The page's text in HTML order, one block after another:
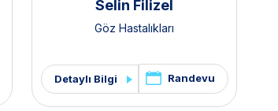
Selin Filizel
Göz Hastalıkları
Detaylı Bilgi Randevu